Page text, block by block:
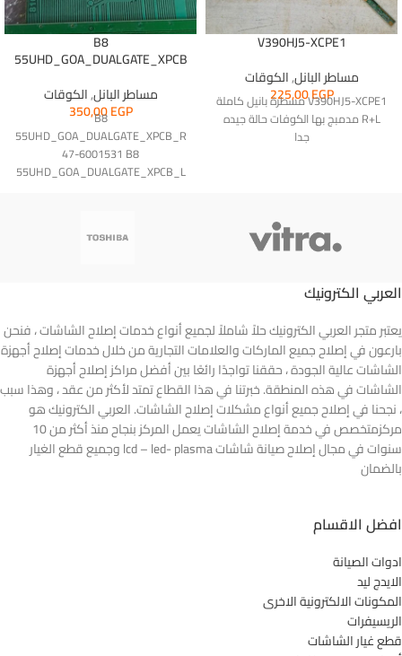
V390HJ5-XCPE1
مساطر البانل,الكوقات
225,00EGP V390HJ5-XCPE1 مسطرة بانيل كاملة
R+L مدمبج بها الكوفات حالة جيده
جدا
B8
55UHD_GOA_DUALGATE_XPCB
مساطر البانل,الكوقات
350,00EGP
B8
55UHD_GOA_DUALGATE_XPCB_R
47-6001531 B8
55UHD_GOA_DUALGATE_XPCB_L
العربي الكترونيك
يعتبر متجر العربي الكترونيك حلاً شاملاً لجميع أنواع خدمات إصلاح الشاشات ، فنحن
بارعون في إصلاح جميع الماركات والعلامات التجارية من خلال خدمات إصلاح أجهزة
الشاشات عالية الجودة ، حققنا تواجدًا رائعًا بين أفضل مراكز إصلاح أجهزة
الشاشات في هذه المنطقة. خبرتنا في هذا القطاع تمتد لأكثر من عقد ، وهذا سبب
، نجحنا في إصلاح جميع أنواع مشكلات إصلاح الشاشات. العربي الكترونيك هو
مركزمتخصص في خدمة إصلاح الشاشات يعمل المركز بنجاح منذ أكثر من 10
سنوات في مجال إصلاح صيانة شاشات lcd – led- plasma وجميع قطع الغيار
بالضمان
افضل الاقسام
ادوات الصيانة
الايدج ليد
المكونات الالكترونية الاخرى
الريسيفرات
قطع غيار الشاشات